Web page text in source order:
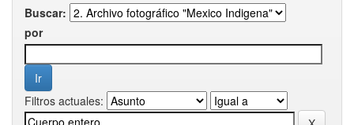
Buscar:
por
Filtros actuales: